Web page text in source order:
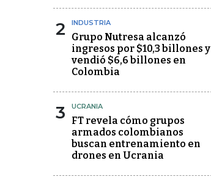
2 INDUSTRIA
Grupo Nutresa alcanzó
ingresos por $10,3 billones y
vendió $6,6 billones en
Colombia
3 UCRANIA
FT revela cómo grupos
armados colombianos
buscan entrenamiento en
drones en Ucrania